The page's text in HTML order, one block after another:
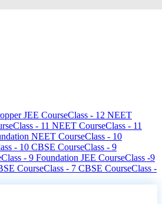
JEE CourseClass - 12 NEET
Class - 11 NEET CourseClass - 11
NEET CourseClass - 10
- 10 CBSE CourseClass - 9
Class - 9 Foundation JEE CourseClass -9
CourseClass - 7 CBSE CourseClass -